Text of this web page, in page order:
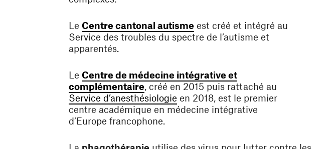
Le Centre cantonal autisme(ouvre une nouvelle fenêtre)
est créé et intégré au
Service des troubles du spectre de l’autisme et
apparentés.
Le Centre de médecine intégrative et
complémentaire(ouvre une nouvelle fenêtre)
, créé en 2015 puis rattaché au
Service d’anesthésiologie(ouvre une nouvelle fenêtre)
en 2018, est le premier
centre académique en médecine intégrative
d’Europe francophone.